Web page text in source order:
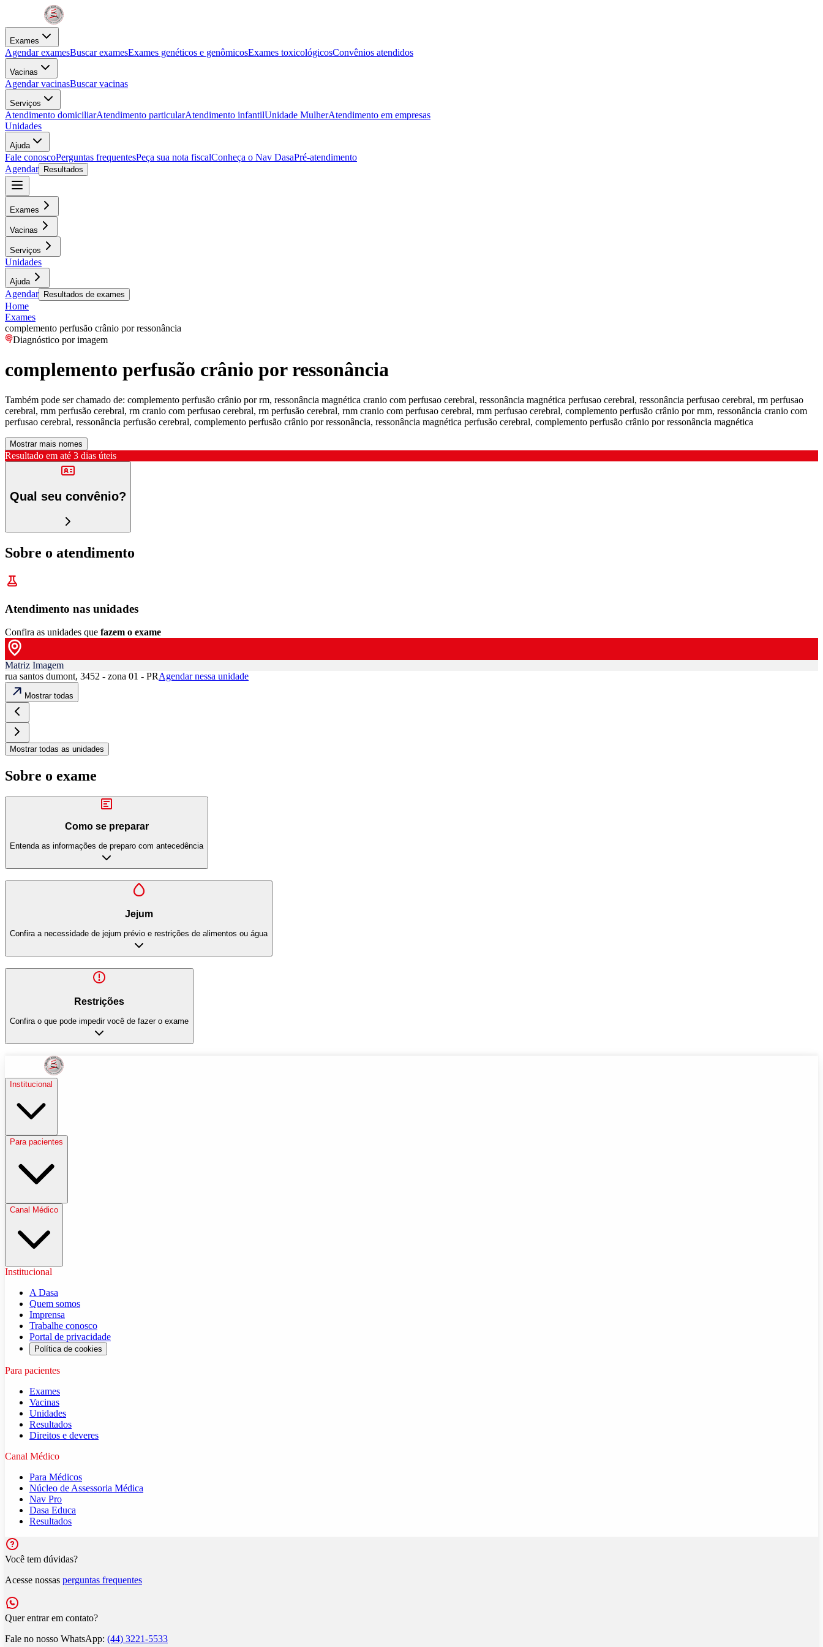
Exames
Agendar examesBuscar examesExames genéticos e genômicosExames toxicológicosConvênios atendidos
Vacinas
Agendar vacinasBuscar vacinas
Serviços
Atendimento domiciliarAtendimento particularAtendimento infantilUnidade MulherAtendimento em empresas
Unidades
Ajuda
Fale conoscoPerguntas frequentesPeça sua nota fiscalConheça o Nav DasaPré-atendimento
Agendar
Resultados
Exames
Vacinas
Serviços
Unidades
Ajuda
Agendar Resultados de exames
Home
Exames
complemento perfusão crânio por ressonância
Diagnóstico por imagem
complemento perfusão crânio por ressonância
Também pode ser chamado de: complemento perfusão crânio por rm, ressonância magnética cranio com perfusao cerebral, ressonância magnética perfusao cerebral, ressonância perfusao cerebral, rm perfusao
cerebral, rnm perfusão cerebral, rm cranio com perfusao cerebral, rm perfusão cerebral, rnm cranio com perfusao cerebral, rnm perfusao cerebral, complemento perfusão crânio por rnm, ressonância cranio com
perfusao cerebral, ressonância perfusão cerebral, complemento perfusão crânio por ressonância, ressonância magnética perfusão cerebral, complemento perfusão crânio por ressonância magnética
Mostrar mais nomes
Resultado em até 3 dias úteis
Qual seu convênio?
Sobre o atendimento
Atendimento nas unidades
Confira as unidades que fazem o exame
Matriz Imagem
rua santos dumont, 3452 - zona 01 - PRAgendar nessa unidade
Mostrar todas
Mostrar todas as unidades
Sobre o exame
Como se preparar
Entenda as informações de preparo com antecedência
Jejum
Confira a necessidade de jejum prévio e restrições de alimentos ou água
Restrições
Confira o que pode impedir você de fazer o exame
Institucional
Para pacientes
Canal Médico
Institucional
A Dasa
Quem somos
Imprensa
Trabalhe conosco
Portal de privacidade
Política de cookies
Para pacientes
Exames
Vacinas
Unidades
Resultados
Direitos e deveres
Canal Médico
Para Médicos
Núcleo de Assessoria Médica
Nav Pro
Dasa Educa
Resultados
Você tem dúvidas?
Acesse nossas perguntas frequentes
Quer entrar em contato?
Fale no nosso WhatsApp: (44) 3221-5533